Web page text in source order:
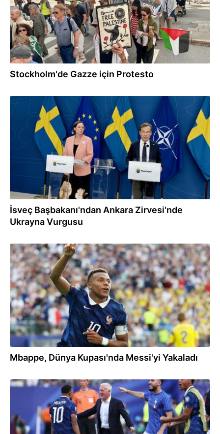
Stockholm'de Gazze için Protesto
03.07.2026
İsveç Başbakanı'ndan Ankara Zirvesi'nde
Ukrayna Vurgusu
01.07.2026
Mbappe, Dünya Kupası'nda Messi'yi Yakaladı
01.07.2026